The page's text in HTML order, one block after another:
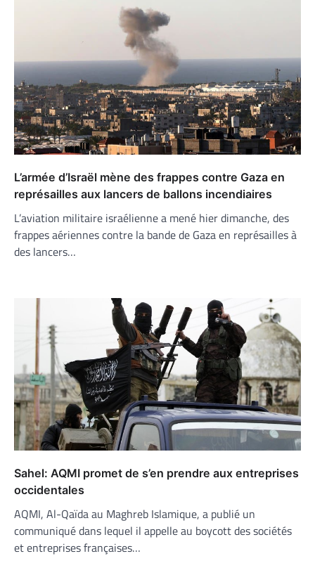
L’armée d’Israël mène des frappes contre Gaza en
représailles aux lancers de ballons incendiaires
L’aviation militaire israélienne a mené hier dimanche, des
frappes aériennes contre la bande de Gaza en représailles à
des lancers…
Sahel: AQMI promet de s’en prendre aux entreprises
occidentales
AQMI, Al-Qaïda au Maghreb Islamique, a publié un
communiqué dans lequel il appelle au boycott des sociétés
et entreprises françaises…